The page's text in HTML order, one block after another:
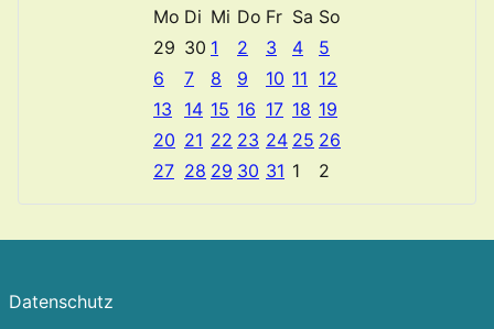
Mo Di Mi Do Fr Sa So
29 30 1 2 3 4
5
6
7 8 9 10 11 12
13
14 15 16 17 18 19
20 21 22 23 24 25 26
27 28 29 30 31 1 2
Datenschutz